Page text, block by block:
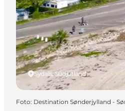
Sydals, Südjütland
Foto: Destination Sønderjylland -